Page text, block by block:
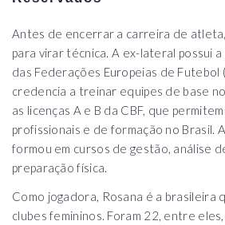
Antes de encerrar a carreira de
para virar técnica. A ex-lateral possui a
das Federações Europeias de Futebol
credencia a treinar equipes de base
as licenças A e B da CBF, que
profissionais e de formação no Brasil.
formou em cursos de gestão, análise
preparação física.
Como jogadora, Rosana é a brasileira
clubes femininos. Foram 22, entre